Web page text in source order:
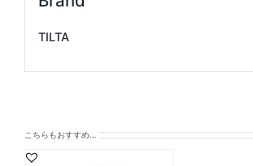
TILTA
こちらもおすすめ…